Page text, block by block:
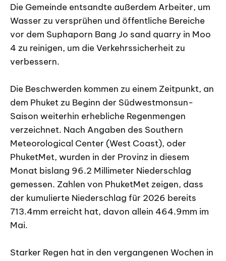
Die Gemeinde entsandte außerdem Arbeiter, um
Wasser zu versprühen und öffentliche Bereiche
vor dem Suphaporn Bang Jo sand quarry in Moo
4 zu reinigen, um die Verkehrssicherheit zu
verbessern.
Die Beschwerden kommen zu einem Zeitpunkt, an
dem Phuket zu Beginn der Südwestmonsun-
Saison weiterhin erhebliche Regenmengen
verzeichnet. Nach Angaben des Southern
Meteorological Center (West Coast), oder
PhuketMet, wurden in der Provinz in diesem
Monat bislang 96.2 Millimeter Niederschlag
gemessen. Zahlen von PhuketMet zeigen, dass
der kumulierte Niederschlag für 2026 bereits
713.4mm erreicht hat, davon allein 464.9mm im
Mai.
Starker Regen hat in den vergangenen Wochen in